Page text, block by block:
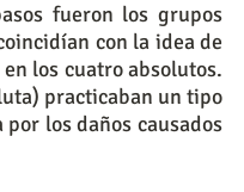
fueron los grupos
con la idea de
los cuatro absolutos.
practicaban un tipo
los daños causados